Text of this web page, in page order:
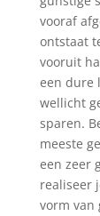
vooraf
ontstaat
vooruit
een dure
wellicht
sparen.
meeste
een zeer
realiseer
vorm van